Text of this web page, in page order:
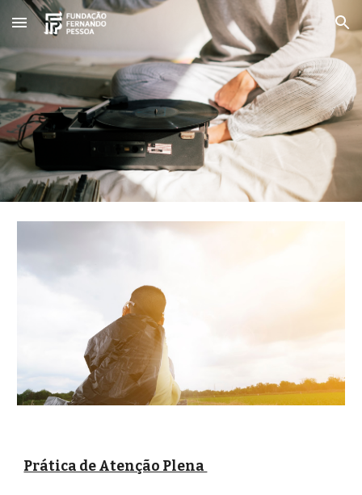
Skip to main content Skip to navigation
Prática de Atenção Plena